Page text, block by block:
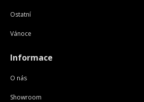
Ostatní
Vánoce
Informace
O nás
Showroom